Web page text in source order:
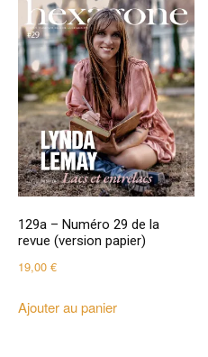
129a – Numéro 29 de la
revue (version papier)
19,00 €
Ajouter au panier